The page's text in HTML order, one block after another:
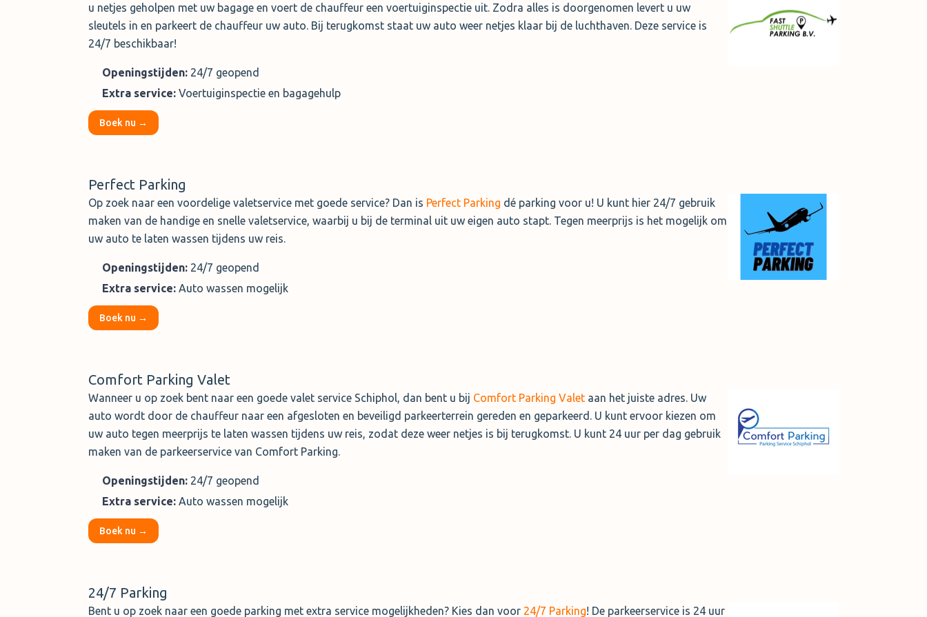
u netjes geholpen met uw bagage en voert de chauffeur een voertuiginspectie uit. Zodra alles is doorgenomen levert u uw
sleutels in en parkeert de chauffeur uw auto. Bij terugkomst staat uw auto weer netjes klaar bij de luchthaven. Deze service is
24/7 beschikbaar!
Openingstijden: 24/7 geopend
Extra service: Voertuiginspectie en bagagehulp
Boek nu →
Perfect Parking
Op zoek naar een voordelige valetservice met goede service? Dan is Perfect Parking dé parking voor u! U kunt hier 24/7 gebruik
maken van de handige en snelle valetservice, waarbij u bij de terminal uit uw eigen auto stapt. Tegen meerprijs is het mogelijk om
uw auto te laten wassen tijdens uw reis.
Openingstijden: 24/7 geopend
Extra service: Auto wassen mogelijk
Boek nu →
Comfort Parking Valet
Wanneer u op zoek bent naar een goede valet service Schiphol, dan bent u bij Comfort Parking Valet aan het juiste adres. Uw
auto wordt door de chauffeur naar een afgesloten en beveiligd parkeerterrein gereden en geparkeerd. U kunt ervoor kiezen om
uw auto tegen meerprijs te laten wassen tijdens uw reis, zodat deze weer netjes is bij terugkomst. U kunt 24 uur per dag gebruik
maken van de parkeerservice van Comfort Parking.
Openingstijden: 24/7 geopend
Extra service: Auto wassen mogelijk
Boek nu →
24/7 Parking
Bent u op zoek naar een goede parking met extra service mogelijkheden? Kies dan voor 24/7 Parking! De parkeerservice is 24 uur